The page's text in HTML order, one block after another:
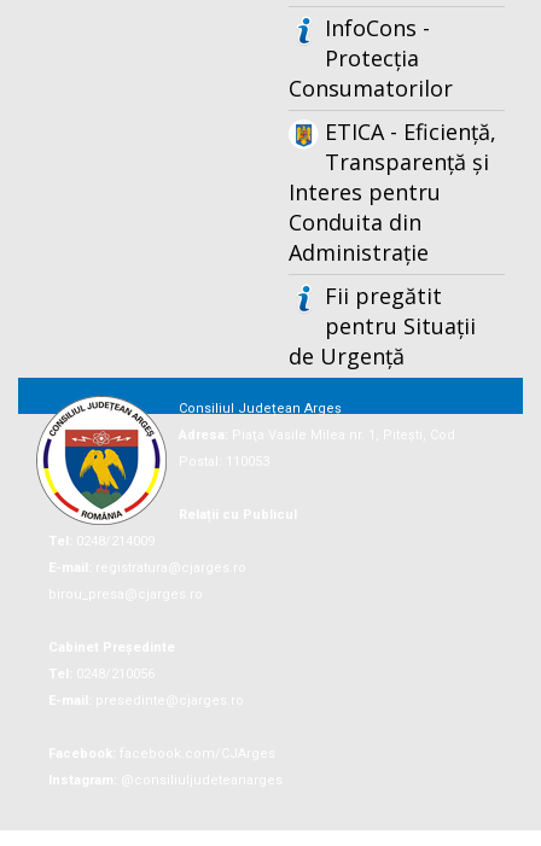
InfoCons -
Protecția
Consumatorilor
ETICA - Eficiență,
Transparență și
Interes pentru
Conduita din
Administrație
Fii pregătit
pentru Situații
de Urgență
Consiliul Județean Argeș